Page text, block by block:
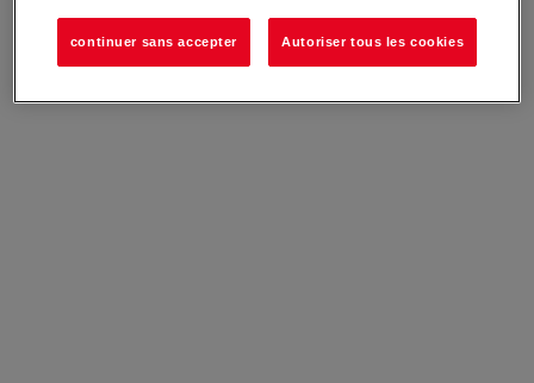
continuer sans accepter Autoriser tous les cookies